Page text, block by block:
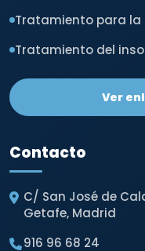
Tratamiento para
Tratamiento del
Ver
Contacto
C/ San José de
Getafe, Madrid
916 96 68 24